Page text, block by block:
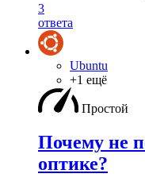
3
ответа
Ubuntu
+1 ещё
Простой
Почему не
оптике?